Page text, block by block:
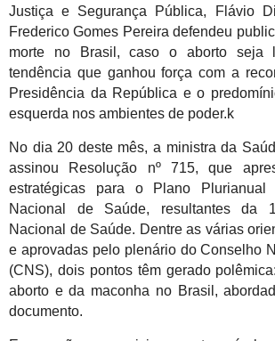
Justiça e Segurança Pública, Flávio
Frederico Gomes Pereira defendeu
morte no Brasil, caso o aborto seja
tendência que ganhou força com a
Presidência da República e o
esquerda nos ambientes de poder.k
No dia 20 deste mês, a ministra da
assinou Resolução nº 715, que
estratégicas para o Plano
Nacional de Saúde, resultantes da
Nacional de Saúde. Dentre as várias
e aprovadas pelo plenário do Conselho
(CNS), dois pontos têm gerado
aborto e da maconha no Brasil,
documento.